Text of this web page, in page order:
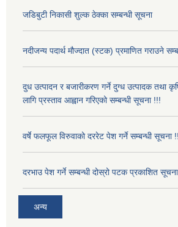
जडिबुटी निकासी शुल्क ठेक्का सम्बन्धी सूचना
नदीजन्य पदार्थ मौज्दात (स्टक) प्रमाणित गराउने
दुध उत्पादन र बजारीकरण गर्ने दुग्ध उत्पादक तथा
लागि प्रस्ताव आह्वान गरिएको सम्बन्धी सूचना !!!
वर्षे फलफूल विरुवाको दररेट पेश गर्ने सम्बन्धी सूचना
दरभाउ पेश गर्ने सम्बन्धी दोस्रो पटक प्रकाशित
अन्य